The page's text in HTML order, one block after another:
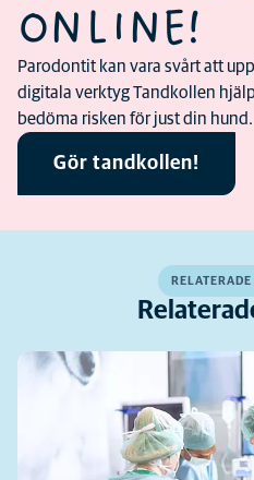
ONLINE!
Parodontit kan vara svårt att
digitala verktyg Tandkollen
bedöma risken för just din hund.
Gör tandkollen!